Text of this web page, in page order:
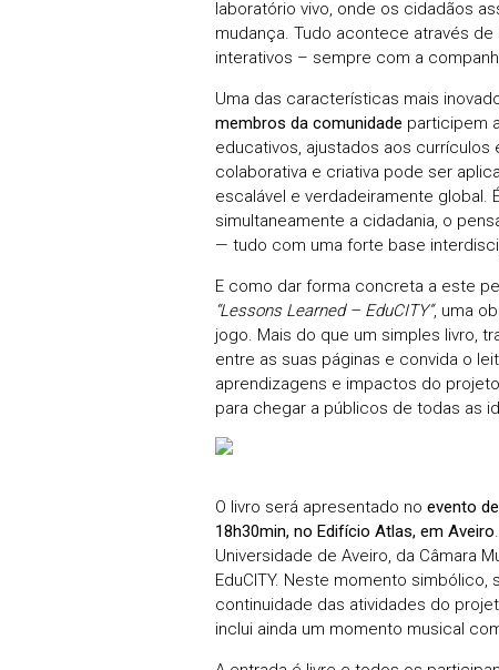
laboratório vivo, onde os cidadãos
mudança. Tudo acontece através
interativos – sempre com a
Uma das características mais
membros da comunidade participem
educativos, ajustados aos
colaborativa e criativa pode ser
escalável e verdadeiramente global.
simultaneamente a cidadania, o
— tudo com uma forte base
E como dar forma concreta a este
“Lessons Learned – EduCITY”, uma
jogo. Mais do que um simples livro,
entre as suas páginas e convida o
aprendizagens e impactos do
para chegar a públicos de todas as
O livro será apresentado no evento
18h30min, no Edifício Atlas, em Aveiro
Universidade de Aveiro, da Câmara
EduCITY. Neste momento
continuidade das atividades do
inclui ainda um momento musical